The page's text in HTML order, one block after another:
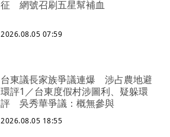
征 網號召刷五星幫補血
2026.08.05 07:59
台東議長家族爭議連爆 涉占農地避
環評1／台東度假村涉圖利、疑躲環
評 吳秀華爭議：概無參與
2026.08.05 18:55